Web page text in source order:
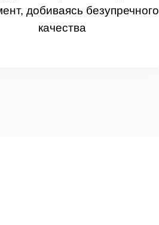
добиваясь безупречного
качества